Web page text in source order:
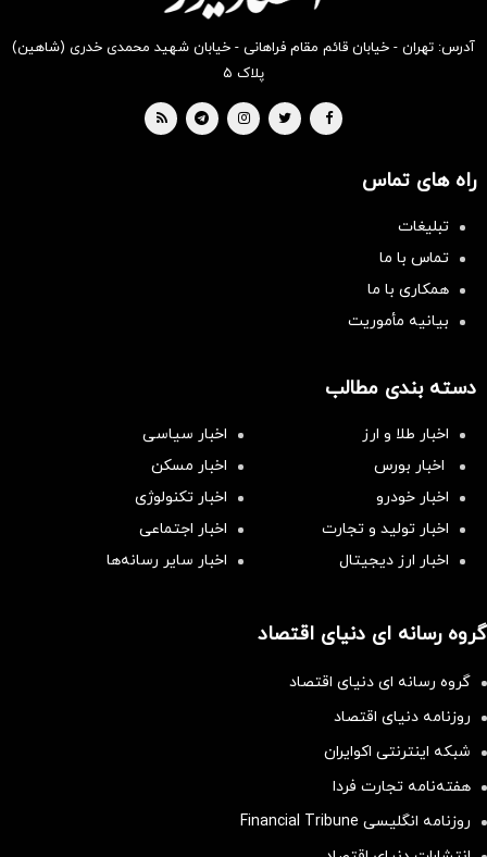
آدرس: تهران - خیابان قائم مقام فراهانی - خیابان شهید محمدی خدری (شاهین)
پلاک ۵
راه های تماس
تبلیغات
تماس با ما
همکاری با ما
بیانیه مأموریت
دسته بندی مطالب
اخبار طلا و ارز
اخبار سیاسی
اخبار بورس
اخبار مسکن
اخبار خودرو
اخبار تکنولوژی
اخبار تولید و تجارت
اخبار اجتماعی
اخبار ارز دیجیتال
اخبار سایر رسانه‌‌ها
گروه رسانه ای دنیای اقتصاد
گروه رسانه ای دنیای اقتصاد
روزنامه دنیای اقتصاد
شبکه اینترنتی اکوایران
هفته‌نامه تجارت فردا
روزنامه انگلیسی Financial Tribune